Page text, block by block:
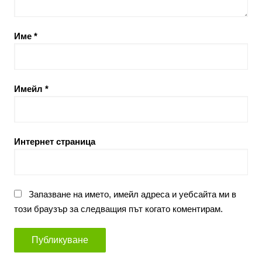
Име *
Имейл *
Интернет страница
Запазване на името, имейл адреса и уебсайта ми в
този браузър за следващия път когато коментирам.